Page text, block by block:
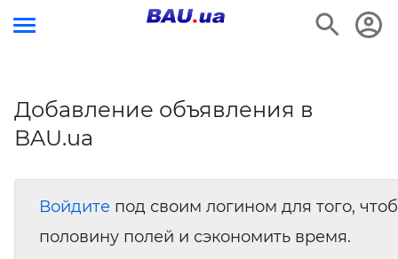
Добавление объявления в
BAU.ua
Войдите под своим логином для того,
половину полей и сэкономить время.